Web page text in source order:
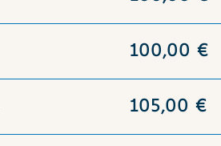
100,00 €
105,00 €